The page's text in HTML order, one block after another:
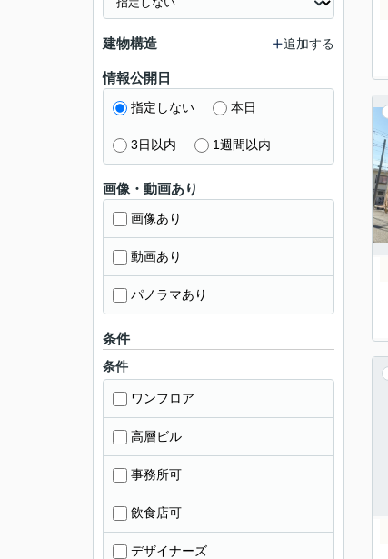
建物構造 追加する
情報公開日
指定しない 本日
3日以内 1週間以内
画像・動画あり
画像あり
動画あり
パノラマあり
条件
条件
ワンフロア
高層ビル
事務所可
飲食店可
デザイナーズ